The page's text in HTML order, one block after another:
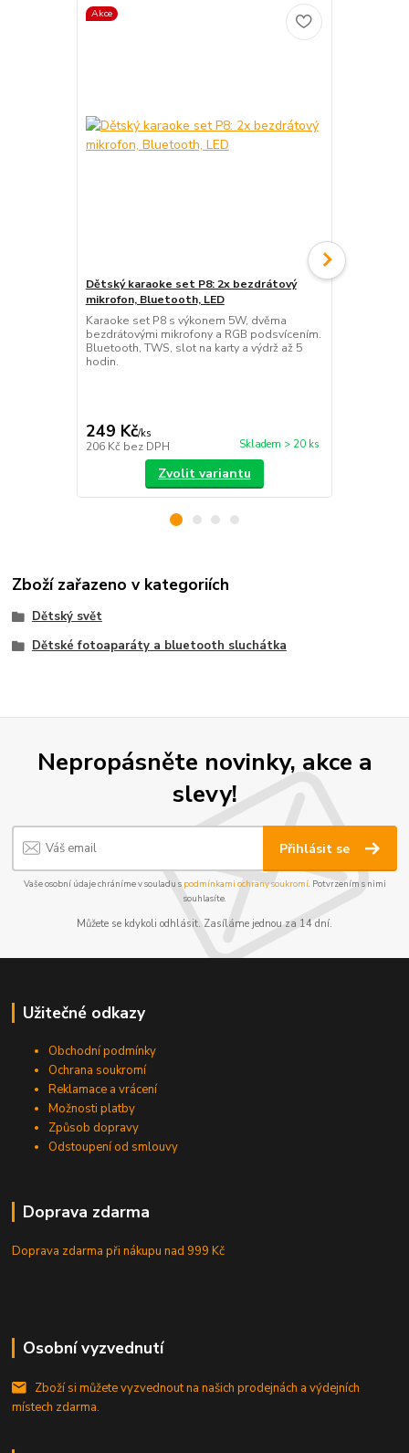
Akce
Dětský karaoke set P8: 2x bezdrátový
mikrofon, Bluetooth, LED
Karaoke set P8 s výkonem 5W, dvěma
bezdrátovými mikrofony a RGB podsvícením.
Bluetooth, TWS, slot na karty a výdrž až 5
hodin.
249 Kč/ks
206 Kč bez DPH Skladem > 20 ks
Zvolit variantu
Zboží zařazeno v kategoriích
Dětský svět
Dětské fotoaparáty a bluetooth sluchátka
Nepropásněte novinky, akce a
slevy!
Přihlásit se
Vaše osobní údaje chráníme v souladu s podmínkami ochrany soukromí. Potvrzením s nimi
souhlasíte.
Můžete se kdykoli odhlásit. Zasíláme jednou za 14 dní.
Užitečné odkazy
Obchodní podmínky
Ochrana soukromí
Reklamace a vrácení
Možnosti platby
Způsob dopravy
Odstoupení od smlouvy
Doprava zdarma
Doprava zdarma při nákupunad 999 Kč
Osobní vyzvednutí
Zboží si můžete vyzvednout na našich prodejnách a výdejních
místech zdarma.